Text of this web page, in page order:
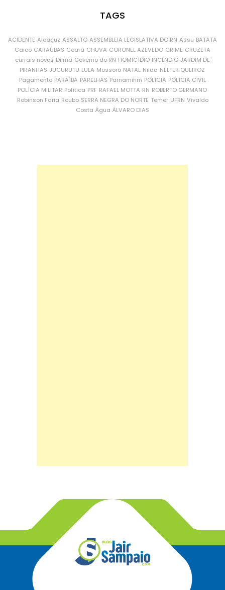
TAGS
ACIDENTE Alcaçuz ASSALTO ASSEMBLEIA LEGISLATIVA DO RN Assu BATATA
Caicó CARAÚBAS Ceará CHUVA CORONEL AZEVEDO CRIME CRUZETA
currais novos Dilma Governo do RN HOMICÍDIO INCÊNDIO JARDIM DE
PIRANHAS JUCURUTU LULA Mossoró NATAL Nilda NÉLTER QUEIROZ
Pagamento PARAÍBA PARELHAS Parnamirim POLÍCIA POLÍCIA CIVIL
POLÍCIA MILITAR Política PRF RAFAEL MOTTA RN ROBERTO GERMANO
Robinson Faria Roubo SERRA NEGRA DO NORTE Temer UFRN Vivaldo
Costa Água ÁLVARO DIAS